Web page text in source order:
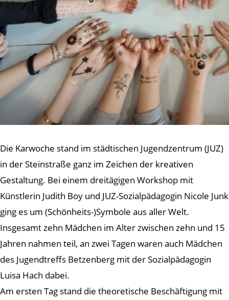
Die Karwoche stand im städtischen Jugendzentrum (JUZ)
in der Steinstraße ganz im Zeichen der kreativen
Gestaltung. Bei einem dreitägigen Workshop mit
Künstlerin Judith Boy und JUZ-Sozialpädagogin Nicole Junk
ging es um (Schönheits-)Symbole aus aller Welt.
Insgesamt zehn Mädchen im Alter zwischen zehn und 15
Jahren nahmen teil, an zwei Tagen waren auch Mädchen
des Jugendtreffs Betzenberg mit der Sozialpädagogin
Luisa Hach dabei.
Am ersten Tag stand die theoretische Beschäftigung mit